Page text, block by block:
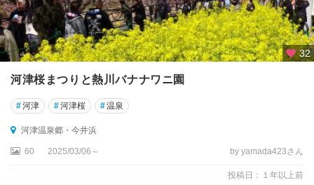
32
河津桜まつりと熱川バナナワニ園
#河津 #河津桜 #温泉
河津温泉郷・今井浜
60 2025/03/06～ by yamada423さん
投稿日：１年以上前